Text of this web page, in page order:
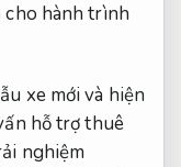
cho hành trình
xe mới và hiện
hỗ trợ thuê
nghiệm